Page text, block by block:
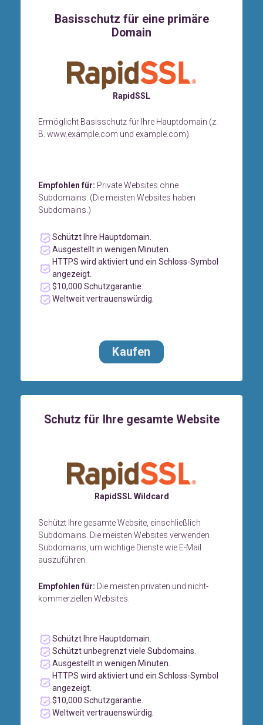
Basisschutz für eine primäre
Domain
RapidSSL
Ermöglicht Basisschutz für Ihre Hauptdomain (z.
B. www.example.com und example.com).
Empfohlen für: Private Websites ohne
Subdomains. (Die meisten Websites haben
Subdomains.)
Schützt Ihre Hauptdomain.
Ausgestellt in wenigen Minuten.
HTTPS wird aktiviert und ein Schloss-Symbol
angezeigt.
$10,000 Schutzgarantie.
Weltweit vertrauenswürdig.
Kaufen
Schutz für Ihre gesamte Website
RapidSSL Wildcard
Schützt Ihre gesamte Website, einschließlich
Subdomains. Die meisten Websites verwenden
Subdomains, um wichtige Dienste wie E-Mail
auszuführen.
Empfohlen für: Die meisten privaten und nicht-
kommerziellen Websites.
Schützt Ihre Hauptdomain.
Schützt unbegrenzt viele Subdomains.
Ausgestellt in wenigen Minuten.
HTTPS wird aktiviert und ein Schloss-Symbol
angezeigt.
$10,000 Schutzgarantie.
Weltweit vertrauenswürdig.